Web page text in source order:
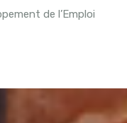
de l’Emploi